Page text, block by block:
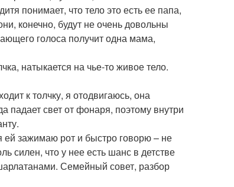
понимает, что тело это есть ее папа,
конечно, будут не очень довольны
голоса получит одна мама,
натыкается на чье-то живое тело.
к толчку, я отодвигаюсь, она
падает свет от фонаря, поэтому внутри
ей зажимаю рот и быстро говорю – не
силен, что у нее есть шанс в детстве
Семейный совет, разбор